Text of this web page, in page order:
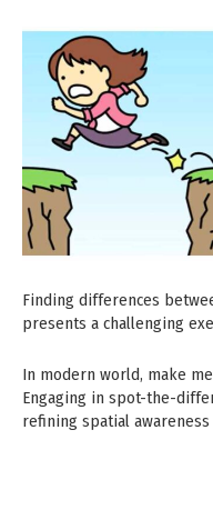
Finding differences
presents a challenging
In modern world, make
Engaging in spot-the-
refining spatial